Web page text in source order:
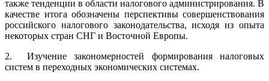
также тенденции в области налогового администрирования. В
качестве итога обозначены перспективы совершенствования
российского налогового законодательства, исходя из опыта
некоторых стран СНГ и Восточной Европы.
2. Изучение закономерностей формирования налоговых
систем в переходных экономических системах.